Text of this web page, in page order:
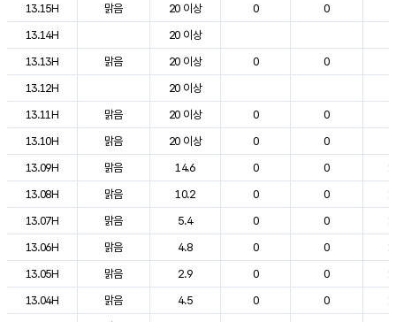
13.15H
맑음 20 이상 0 0
13.14H
20 이상
13.13H
맑음 20 이상 0 0
13.12H
20 이상
13.11H
맑음 20 이상 0 0
13.10H
맑음 20 이상 0 0
13.09H
맑음 14.6 0 0
13.08H
맑음 10.2 0 0
13.07H
맑음 5.4 0 0
13.06H
맑음 4.8 0 0
13.05H
맑음 2.9 0 0
13.04H
맑음 4.5 0 0